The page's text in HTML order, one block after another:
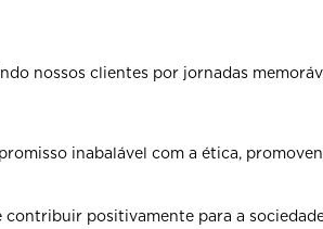
nossos clientes por jornadas
inabalável com a ética,
contribuir positivamente para a